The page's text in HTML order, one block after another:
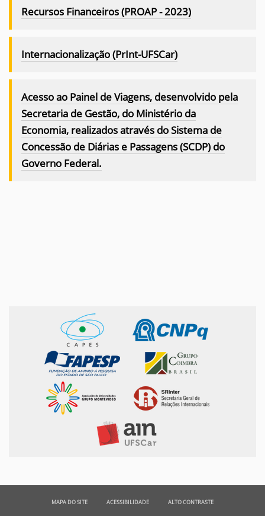
Recursos Financeiros (PROAP - 2023)
Internacionalização (PrInt-UFSCar)
Acesso ao Painel de Viagens, desenvolvido pela
Secretaria de Gestão, do Ministério da
Economia, realizados através doSistema de
Concessão de Diárias e Passagens (SCDP) do
Governo Federal.
MAPA DO SITE ACESSIBILIDADE ALTO CONTRASTE